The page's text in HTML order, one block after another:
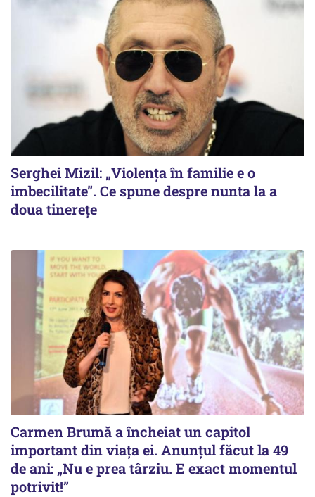
Serghei Mizil: „Violența în familie e o
imbecilitate”. Ce spune despre nunta la a
doua tinerețe
Carmen Brumă a încheiat un capitol
important din viața ei. Anunțul făcut la 49
de ani: „Nu e prea târziu. E exact momentul
potrivit!”